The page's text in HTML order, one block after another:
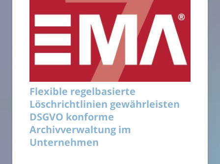
Flexible regelbasierte
Löschrichtlinien gewährleisten
DSGVO konforme
Archivverwaltung im
Unternehmen